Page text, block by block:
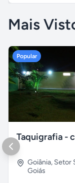
Mais
Popular
Goiânia, Setor
Goiás